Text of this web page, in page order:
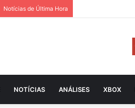
Notícias de Última Hora
NOTÍCIAS ANÁLISES XBOX